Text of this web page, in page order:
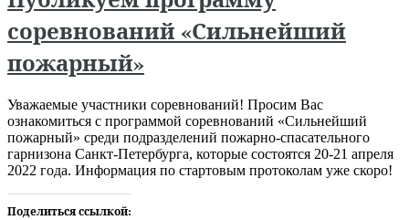
соревнований «Сильнейший
пожарный»
Уважаемые участники соревнований! Просим Вас
ознакомиться с программой соревнований «Сильнейший
пожарный» среди подразделений пожарно-спасательного
гарнизона Санкт-Петербурга, которые состоятся 20-21 апреля
2022 года. Информация по стартовым протоколам уже скоро!
Поделиться ссылкой: